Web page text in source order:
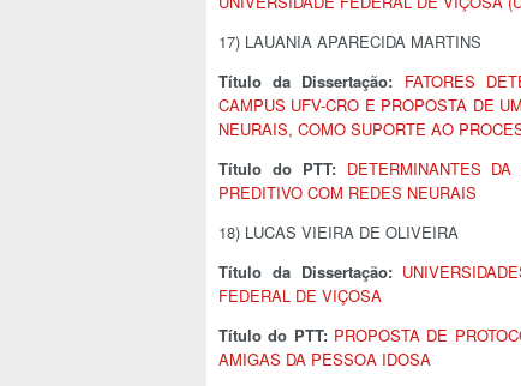
17) LAUANIA APARECIDA MARTINS
Título da Dissertação: FATORES
CAMPUS UFV-CRO E PROPOSTA DE
NEURAIS, COMO SUPORTE AO
Título do PTT: DETERMINANTES
PREDITIVO COM REDES NEURAIS
18) LUCAS VIEIRA DE OLIVEIRA
Título da Dissertação:
FEDERAL DE VIÇOSA
Título do PTT: PROPOSTA DE
AMIGAS DA PESSOA IDOSA